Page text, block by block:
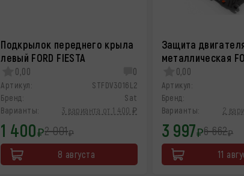
Подкрылок переднего крыла
левый FORD FIESTA
0,00 0
Артикул:
STFDV3016L2
Бренд:
Sat
Варианты:
3 варианта от 1 400 ₽
1 400₽2 001₽
8 августа
Защита
металлическая
0,00
Артикул:
Бренд:
Варианты:
2
3 997₽6 662₽
11